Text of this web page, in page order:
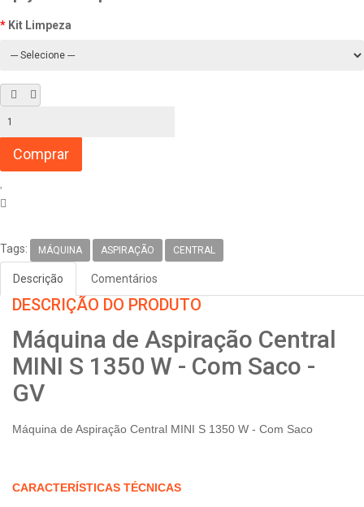
Kit Limpeza
Tags: MÁQUINA ASPIRAÇÃO CENTRAL
Descrição Comentários
DESCRIÇÃO DO PRODUTO
Máquina de Aspiração Central
MINI S 1350 W - Com Saco -
GV
Máquina de Aspiração Central MINI S 1350 W - Com Saco
CARACTERÍSTICAS TÉCNICAS